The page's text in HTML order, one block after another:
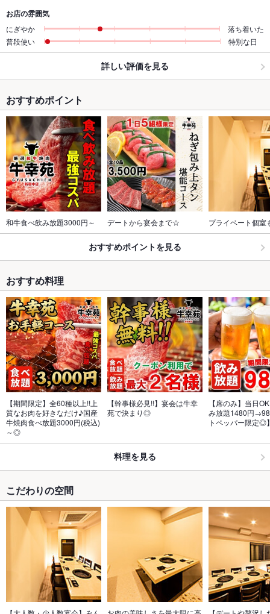
お店の雰囲気
にぎやか
落ち着いた
普段使い
特別な日
詳しい評価を見る
おすすめポイント
和牛食べ飲み放題3000円～ デートから宴会まで☆ プライベート個
おすすめポイントを見る
おすすめ料理
【期間限定】全60種以上!!上
質なお肉を好きなだけ♪国産
牛焼肉食べ放題3000円(税込)
～◎
【幹事様必見!!】宴会は牛幸
苑で決まり◎
【席のみ】当日
み放題1480円
トペッパー限定◎
料理を見る
こだわりの空間